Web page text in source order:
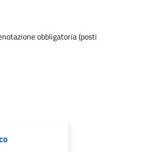
obbligatoria (posti